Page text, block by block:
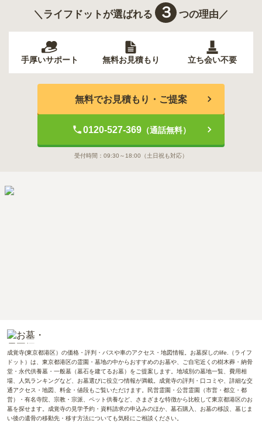
＼ライフドットが選ばれる ３ つの理由／
手厚いサポート 無料お見積もり 立ち会い不要
無料でお見積もり・ご提案
0120-527-369（通話無料）
受付時間： 09:30～18:00 （土日祝も対応）
成覚寺(東京都港区）の価格・評判・バスや車のアクセス・地図情報。お墓探しのlife.（ライフ
ドット）は、東京都港区の霊園・墓地の中からおすすめのお墓や、ご自宅近くの樹木葬・納骨
堂・永代供養墓・一般墓（墓石を建てるお墓）をご提案します。地域別の墓地一覧、費用相
場、人気ランキングなど、お墓選びに役立つ情報が満載。成覚寺の評判・口コミや、詳細な交
通アクセス・地図、料金・値段もご覧いただけます。民営霊園・公営霊園（市営・都立・都
営）・有名寺院、宗教・宗派、ペット供養など、さまざまな特徴から比較して東京都港区のお
墓を探せます。成覚寺の見学予約・資料請求の申込みのほか、墓石購入、お墓の移設、墓じま
い後の遺骨の移動先・移す方法についても気軽にご相談ください。